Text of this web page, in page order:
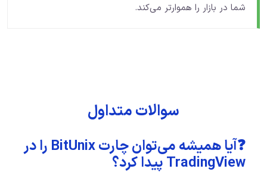
شما در بازار را هموارتر می‌کند.
سوالات متداول
❓آیا همیشه می‌توان چارت BitUnix را در
TradingView پیدا کرد؟